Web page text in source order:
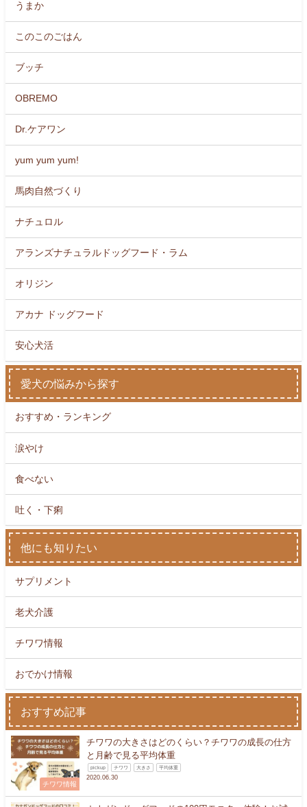
うまか
このこのごはん
ブッチ
OBREMO
Dr.ケアワン
yum yum yum!
馬肉自然づくり
ナチュロル
アランズナチュラルドッグフード・ラム
オリジン
アカナ ドッグフード
安心犬活
愛犬の悩みから探す
おすすめ・ランキング
涙やけ
食べない
吐く・下痢
他にも知りたい
サプリメント
老犬介護
チワワ情報
おでかけ情報
おすすめ記事
チワワ情報
チワワの大きさはどのくらい？チワワの成長の仕方
と月齢で見る平均体重
pickup チワワ 大きさ 平均体重
2020.06.30